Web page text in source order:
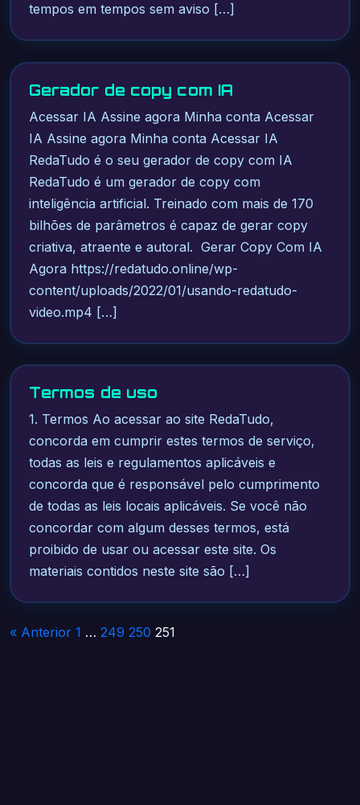
tempos em tempos sem aviso […]
Gerador de copy com IA
Acessar IA Assine agora Minha conta Acessar
IA Assine agora Minha conta Acessar IA
RedaTudo é o seu gerador de copy com IA
RedaTudo é um gerador de copy com
inteligência artificial. Treinado com mais de 170
bilhões de parâmetros é capaz de gerar copy
criativa, atraente e autoral. Gerar Copy Com IA
Agora https://redatudo.online/wp-
content/uploads/2022/01/usando-redatudo-
video.mp4 […]
Termos de uso
1. Termos Ao acessar ao site RedaTudo,
concorda em cumprir estes termos de serviço,
todas as leis e regulamentos aplicáveis e
concorda que é responsável pelo cumprimento
de todas as leis locais aplicáveis. Se você não
concordar com algum desses termos, está
proibido de usar ou acessar este site. Os
materiais contidos neste site são […]
Paginação
« Anterior 1 … 249 250 251